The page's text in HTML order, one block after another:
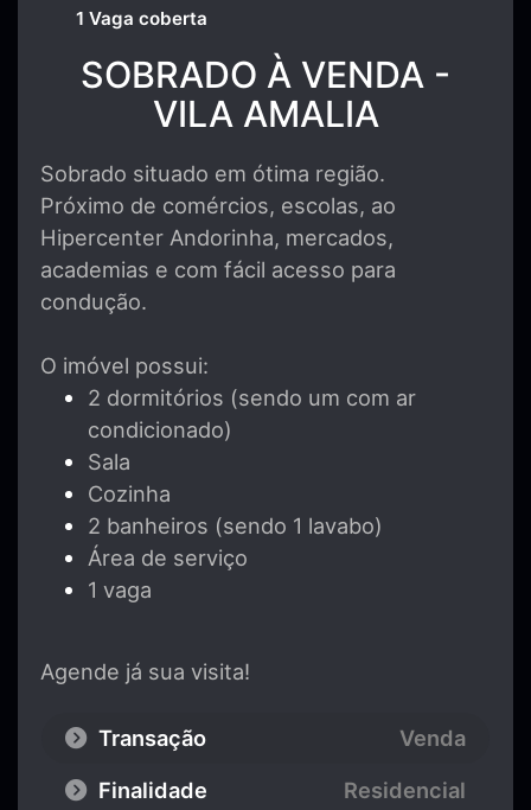
1 Vaga coberta
SOBRADO À VENDA -
VILA AMALIA
Sobrado situado em ótima região.
Próximo de comércios, escolas, ao
Hipercenter Andorinha, mercados,
academias e com fácil acesso para
condução.
O imóvel possui:
2 dormitórios (sendo um com ar
condicionado)
Sala
Cozinha
2 banheiros (sendo 1 lavabo)
Área de serviço
1 vaga
Agende já sua visita!
Transação
Venda
Finalidade
Residencial